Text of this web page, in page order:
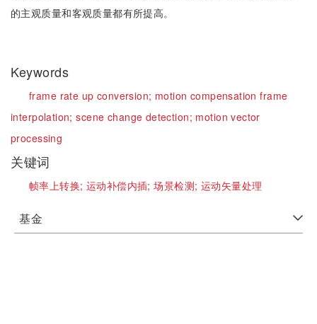
的主观质量和客观质量都有所提高。
Keywords
frame rate up conversion; motion compensation frame
interpolation;scene change detection; motion vector
processing
关键词
帧率上转换; 运动补偿内插;场景检测; 运动矢量处理
基金